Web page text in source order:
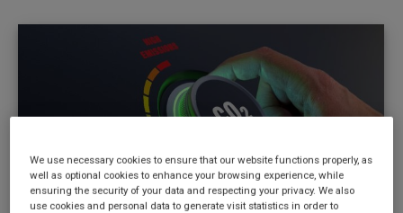
We use necessary cookies to ensure that our website functions properly, as
well as optional cookies to enhance your browsing experience, while
ensuring the security of your data and respecting your privacy. We also
use cookies and personal data to generate visit statistics in order to